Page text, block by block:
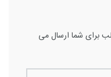
برای شما ارسال می